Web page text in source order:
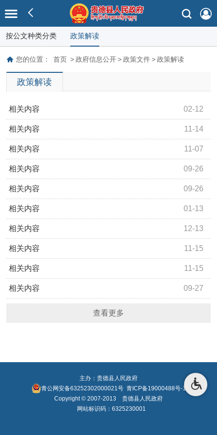
按公文种类分类 政策解读
您的位置： 首页 > 政府信息公开 > 政策文件 > 政策解读
政策解读
02-12
相关内容
一图读懂 | 2026年贵德县政府工作报告 11-14
相关内容
《贵德县“山水林田湖草沙”生态环境领域大起底、大排查、
大整治工作方案》部门解读
11-07
相关内容
《贵德县殡仪馆调整为公建公营运行实施方案》部门解读
09-26
相关内容
《贵德县小型农田水利工程水费征收使用管理办法》部门
解读
09-26
相关内容
《贵德县农村公益性墓地划定工作实施方案》部门解读
01-13
相关内容
《贵德县农村牧区供水工程运行管理办法》政策解读12-13
相关内容
《青海省取水许可和水资源费征收管理办法》解读 11-15
相关内容
《青海省医疗纠纷预防和处理办法》解读 11-15
相关内容
《贵德县农业水价综合改革精准补贴及节水奖励办法》解
09-27
相关内容
《贵德县加强和规范政策措施公平竞争审查工作方案》解
查看更多
主办：贵德县人民政府
青公网安备63252302000021号 青ICP备19000488号-1
Copyright © 2007-2013 贵德县人民政府
网站标识码：6325230001